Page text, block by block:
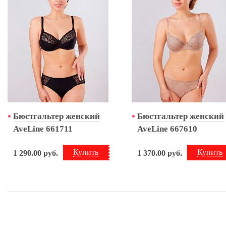
Бюстгальтер женский
AveLine 661711
Купить
1 290.00 руб.
Бюстгальтер женский
AveLine 667610
Купить
1 370.00 руб.